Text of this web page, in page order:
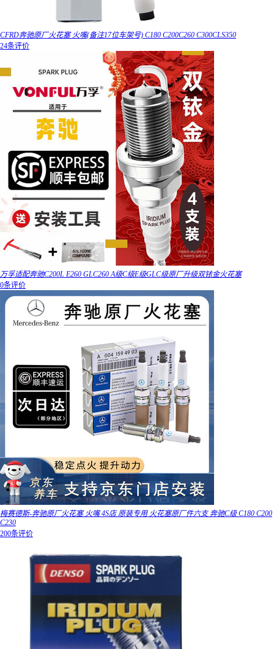
CFRD奔驰原厂火花塞 火嘴(备注17位车架号) C180 C200C260 C300CLS350
24条评价
万孚适配奔驰C200L E260 GLC260 A级C级E级GLC级原厂升级双铱金火花塞
0条评价
梅赛德斯-奔驰原厂火花塞 火嘴 4S店 原装专用 火花塞原厂件六支 奔驰C级 C180 C200
C230
200条评价